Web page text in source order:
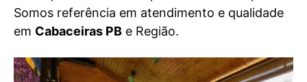
Somos referência em atendimento e qualidade
em Cabaceiras PB e Região.